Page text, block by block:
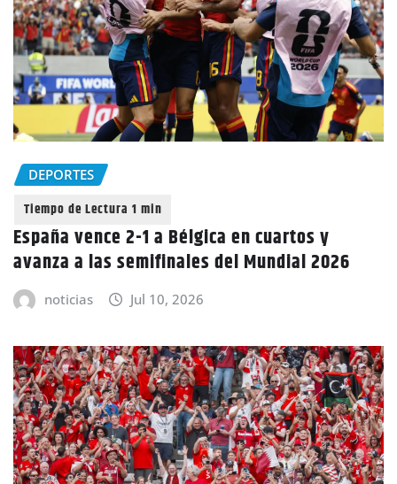
DEPORTES
España vence 2-1 a Bélgica en cuartos y
avanza a las semifinales del Mundial 2026
noticias Jul 10, 2026